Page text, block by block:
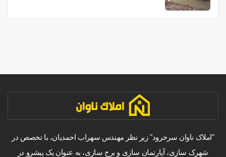
"املاک ناوان سرخرود" زیر نظر مهندس سهراب احمدیان، با تخصص در
شهرک سازی، آپارتمان سازی و برج سازی، به عنوان یک پیشرو در